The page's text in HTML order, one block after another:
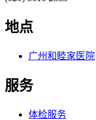
地点
广州和睦家医院
服务
体检服务